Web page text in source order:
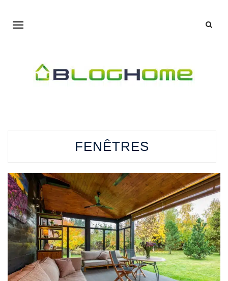
FENÊTRES